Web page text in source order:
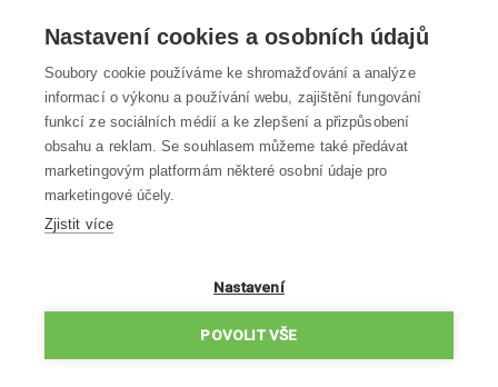
Kontakt
Kontaktujte nás
info@robotworld.cz
220 770 770 Po-Pá 8:00—16:00
VŠECHNY KONTAKTY
ZÁSADY OCHRANY OSOBNÍCH ÚDAJŮ
Nastavení cookies a osobních údajů
Soubory cookie používáme ke shromažďování a analýze
informací o výkonu a používání webu, zajištění fungování
funkcí ze sociálních médií a ke zlepšení a přizpůsobení
obsahu a reklam. Se souhlasem můžeme také předávat
marketingovým platformám některé osobní údaje pro
marketingové účely.
Zjistit více
Nastavení
POVOLIT VŠE